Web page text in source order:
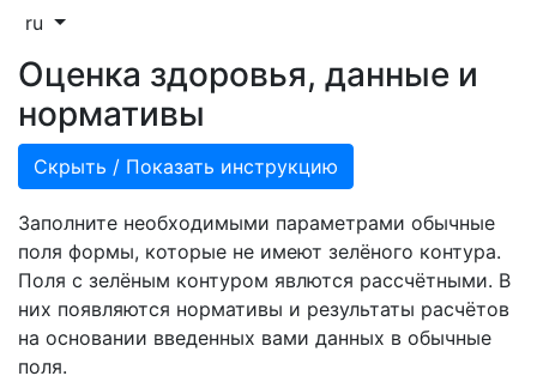
ru
Оценка здоровья, данные и
нормативы
Скрыть / Показать инструкцию
Заполните необходимыми параметрами обычные
поля формы, которые не имеют зелёного контура.
Поля с зелёным контуром явлются рассчётными. В
них появляются нормативы и результаты расчётов
на основании введенных вами данных в обычные
поля.